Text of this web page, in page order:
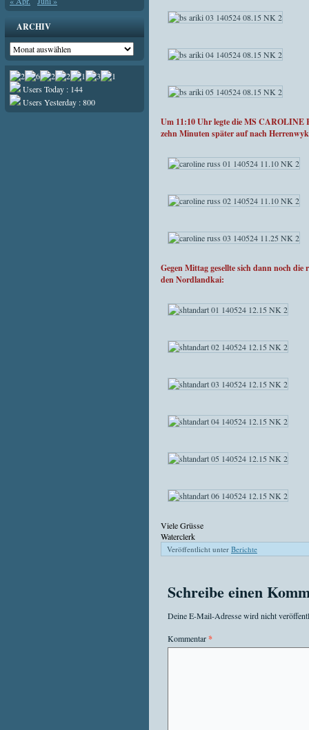
ARCHIV
Archiv
Users Today : 144
Users Yesterday : 800
Um 11:10 Uhr legte die MS CAROLINE
zehn Minuten später auf nach
Gegen Mittag gesellte sich dann noch
den Nordlandkai:
Viele Grüsse
Waterclerk
Veröffentlicht unter Berichte
Schreibe einen
Deine E-Mail-Adresse wird nicht
Kommentar*